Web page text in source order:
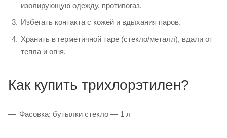
изолирующую одежду, противогаз.
Избегать контакта с кожей и вдыхания паров.
Хранить в герметичной таре (стекло/металл), вдали от
тепла и огня.
Как купить трихлорэтилен?
Фасовка: бутылки стекло — 1 л